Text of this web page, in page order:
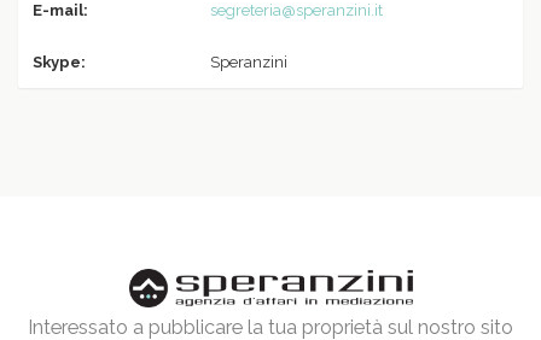
E-mail: segreteria@speranzini.it
Skype: Speranzini
Interessato a pubblicare la tua proprietà sul nostro sito